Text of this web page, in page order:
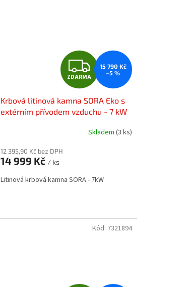
Z
D
A
R
A
ZDARMA
15 790 Kč
–5 %
Krbová litinová kamna SORA Eko s
extérním přívodem vzduchu - 7 kW
Skladem (3 ks)
12 395,90 Kč bez DPH
14 999 Kč / ks
Litinová krbová kamna SORA - 7kW
Kód: 7321894